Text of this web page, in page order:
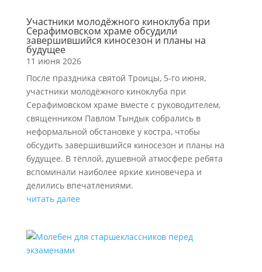
Участники молодёжного киноклуба при
Серафимовском храме обсудили
завершившийся киносезон и планы на
будущее
11 июня 2026
После праздника святой Троицы, 5-го июня,
участники молодёжного киноклуба при
Серафимовском храме вместе с руководителем,
священником Павлом Тындык собрались в
неформальной обстановке у костра, чтобы
обсудить завершившийся киносезон и планы на
будущее. В тёплой, душевной атмосфере ребята
вспоминали наиболее яркие киновечера и
делились впечатлениями.
читать далее